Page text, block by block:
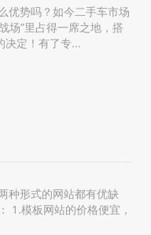
优势吗？如今二手车市场
场”里占得一席之地，搭
决定！有了专...
种形式的网站都有优缺
1.模板网站的价格便宜，